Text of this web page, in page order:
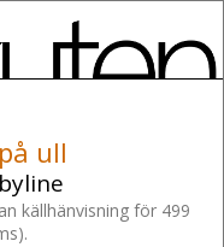
ull
källhänvisning för 499